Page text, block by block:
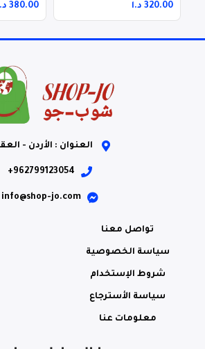
د.ا
العنوان : الأردن -
962799123054+
info@shop-jo.com
تواصل معنا
سياسة الخصوصية
شروط الإستخدام
سياسة الأسترجاع
معلومات عنا